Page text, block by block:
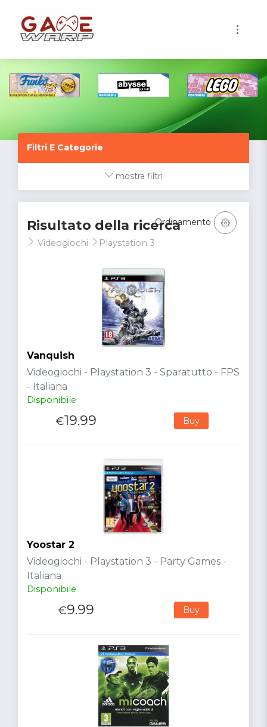
Filtri E Categorie
mostra filtri
Risultato della ricerca
Videogiochi Playstation 3
Ordinamento
Vanquish
Videogiochi - Playstation 3 - Sparatutto - FPS
- Italiana
Disponibile
€19.99 Buy
Yoostar 2
Videogiochi - Playstation 3 - Party Games -
Italiana
Disponibile
€9.99 Buy